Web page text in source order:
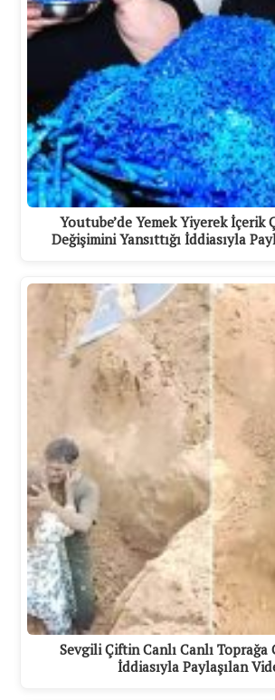
Youtube’de Yemek Yiyerek İçerik
Değişimini Yansıttığı İddiasıyla
Sevgili Çiftin Canlı Canlı
İddiasıyla Paylaşılan